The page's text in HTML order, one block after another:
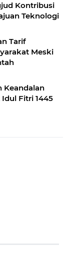
Kontribusi
Teknologi
Tarif
Meski
Keandalan
Fitri 1445